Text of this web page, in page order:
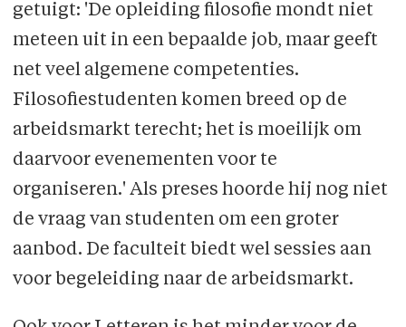
getuigt: 'De opleiding filosofie mondt niet
meteen uit in een bepaalde job, maar geeft
net veel algemene competenties.
Filosofiestudenten komen breed op de
arbeidsmarkt terecht; het is moeilijk om
daarvoor evenementen voor te
organiseren.' Als preses hoorde hij nog niet
de vraag van studenten om een groter
aanbod. De faculteit biedt wel sessies aan
voor begeleiding naar de arbeidsmarkt.